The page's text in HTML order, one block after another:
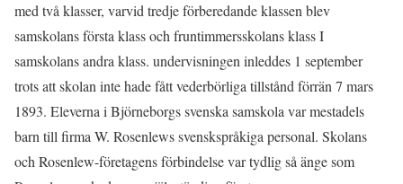
med två klasser, varvid tredje förberedande klassen blev
samskolans första klass och fruntimmersskolans klass I
samskolans andra klass. undervisningen inleddes 1 september
trots att skolan inte hade fått vederbörliga tillstånd förrän 7 mars
1893. Eleverna i Björneborgs svenska samskola var mestadels
barn till firma W. Rosenlews svenskspråkiga personal. Skolans
och Rosenlew-företagens förbindelse var tydlig så änge som